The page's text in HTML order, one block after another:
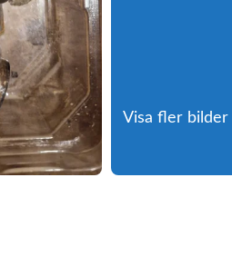
Visa fler bilder